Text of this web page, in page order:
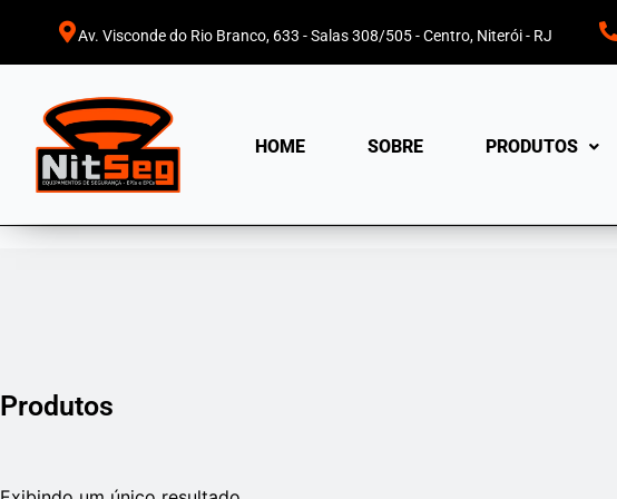
Av. Visconde do Rio Branco, 633 - Salas 308/505 - Centro, Niterói - RJ
HOME SOBRE PRODUTOS
Produtos